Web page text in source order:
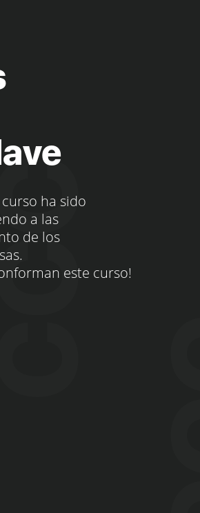
ha sido
a las
de los
este curso!